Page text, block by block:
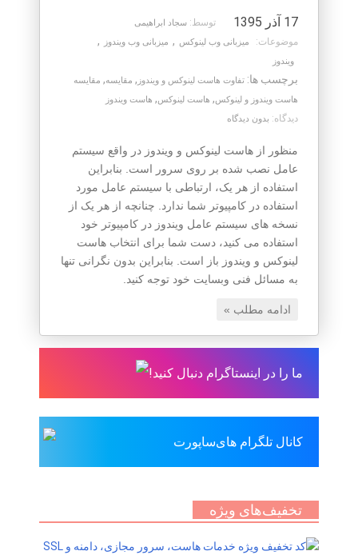
17 آذر 1395 توسط: سجاد ابراهیمی
موضوعات: میزبانی وب لینوکس , میزبانی وب ویندوز ,
ویندوز
برچسب ها: تفاوت هاست لینوکس و ویندوز , مقایسه, مقایسه
هاست ویندوز و لینوکس, هاست لینوکس, هاست ویندوز
دیدگاه: بدون دیدگاه
منظور از هاست لینوکس و ویندوز در واقع سیستم
عامل نصب شده بر روی سرور است. بنابراین
استفاده از هر یک، ارتباطی با سیستم عامل مورد
استفاده در کامپیوتر شما ندارد. چنانچه از هر یک از
نسخه های سیستم عامل ویندوز در کامپیوتر خود
استفاده می کنید، دست شما برای انتخاب هاست
لینوکس و ویندوز باز است. بنابراین بدون نگرانی تنها
به مسائل فنی وبسایت خود توجه کنید.
ادامه مطلب »
ما را در اینستاگرام دنبال کنید!
کانال تلگرام های‌ساپورت
تخفیف‌های ویژه